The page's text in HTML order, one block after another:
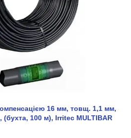
16 мм, товщ. 1,1 мм,
(бухта, 100 м), Irritec MULTIBAR